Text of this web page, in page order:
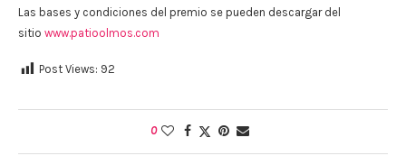
Las bases y condiciones del premio se pueden descargar del
sitio www.patioolmos.com
Post Views: 92
0